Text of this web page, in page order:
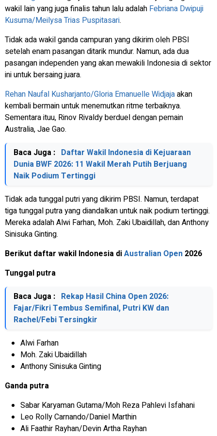
wakil lain yang juga finalis tahun lalu adalah Febriana Dwipuji
Kusuma/Meilysa Trias Puspitasari.
Tidak ada wakil ganda campuran yang dikirim oleh PBSI
setelah enam pasangan ditarik mundur. Namun, ada dua
pasangan independen yang akan mewakili Indonesia di sektor
ini untuk bersaing juara.
Rehan Naufal Kusharjanto/Gloria Emanuelle Widjajaakan
kembali bermain untuk menemutkan ritme terbaiknya.
Sementara ituu, Rinov Rivaldy berduel dengan pemain
Australia, Jae Gao.
Baca Juga : Daftar Wakil Indonesia di Kejuaraan
Dunia BWF 2026: 11 Wakil Merah Putih Berjuang
Naik Podium Tertinggi
Tidak ada tunggal putri yang dikirim PBSI. Namun, terdapat
tiga tunggal putra yang diandalkan untuk naik podium tertinggi.
Mereka adalah Alwi Farhan, Moh. Zaki Ubaidillah, dan Anthony
Sinisuka Ginting.
Berikut daftar wakil Indonesia diAustralian Open 2026
Tunggal putra
Baca Juga : Rekap Hasil China Open 2026:
Fajar/Fikri Tembus Semifinal, Putri KW dan
Rachel/Febi Tersingkir
Alwi Farhan
Moh. Zaki Ubaidillah
Anthony Sinisuka Ginting
Ganda putra
Sabar Karyaman Gutama/Moh Reza Pahlevi Isfahani
Leo Rolly Carnando/Daniel Marthin
Ali Faathir Rayhan/Devin Artha Rayhan